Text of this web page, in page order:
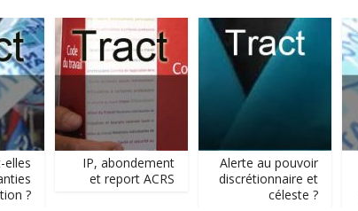
?
IP, abondement
et report ACRS
Alerte au pouvoir
discrétionnaire et
céleste ?